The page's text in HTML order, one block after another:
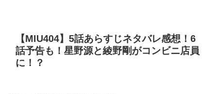
【MIU404】5話あらすじネタバレ感想！6
話予告も！星野源と綾野剛がコンビニ店員
に！？